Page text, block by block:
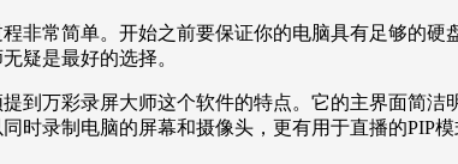
非常简单。开始之前要保证你的电脑具有足够的
疑是最好的选择。
到万彩录屏大师这个软件的特点。它的主界面简
时录制电脑的屏幕和摄像头，更有用于直播的PIP